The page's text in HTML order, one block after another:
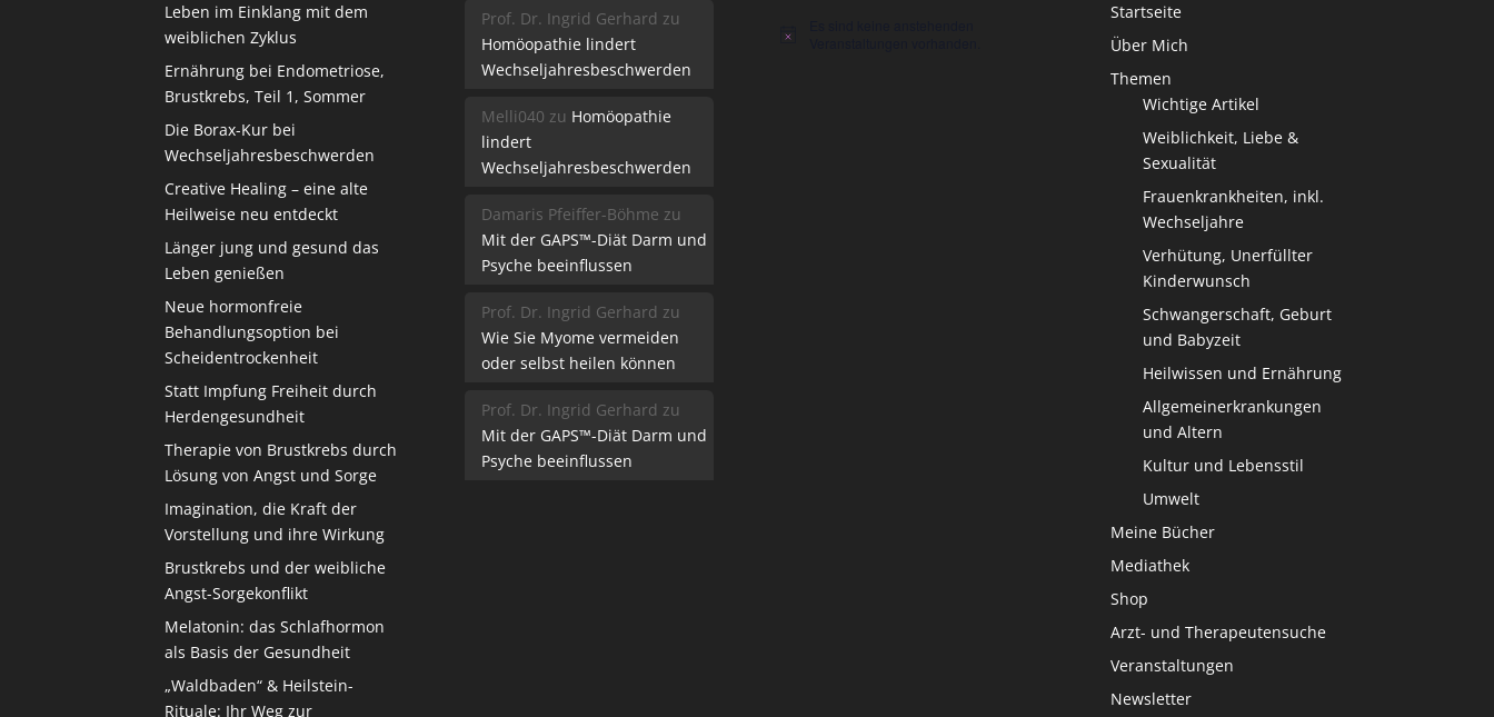
Leben im Einklang mit dem
weiblichen Zyklus
Ernährung bei Endometriose,
Brustkrebs, Teil 1, Sommer
Die Borax-Kur bei
Wechseljahresbeschwerden
Creative Healing – eine alte
Heilweise neu entdeckt
Länger jung und gesund das
Leben genießen
Neue hormonfreie
Behandlungsoption bei
Scheidentrockenheit
Statt Impfung Freiheit durch
Herdengesundheit
Therapie von Brustkrebs durch
Lösung von Angst und Sorge
Imagination, die Kraft der
Vorstellung und ihre Wirkung
Brustkrebs und der weibliche
Angst-Sorgekonflikt
Melatonin: das Schlafhormon
als Basis der Gesundheit
„Waldbaden“ & Heilstein-
Rituale: Ihr Weg zur
Prof. Dr. Ingrid Gerhard zu
Homöopathie lindert
Wechseljahresbeschwerden
Melli040 zu Homöopathie
lindert
Wechseljahresbeschwerden
Damaris Pfeiffer-Böhme zu
Mit der GAPS™-Diät Darm und
Psyche beeinflussen
Prof. Dr. Ingrid Gerhard zu
Wie Sie Myome vermeiden
oder selbst heilen können
Prof. Dr. Ingrid Gerhard zu
Mit der GAPS™-Diät Darm und
Psyche beeinflussen
Hinweis
Startseite
Über Mich
Themen
Wichtige Artikel
Weiblichkeit, Liebe &
Sexualität
Frauenkrankheiten, inkl.
Wechseljahre
Verhütung, Unerfüllter
Kinderwunsch
Schwangerschaft, Geburt
und Babyzeit
Heilwissen und Ernährung
Allgemeinerkrankungen
und Altern
Kultur und Lebensstil
Umwelt
Meine Bücher
Mediathek
Shop
Arzt- und Therapeutensuche
Veranstaltungen
Newsletter